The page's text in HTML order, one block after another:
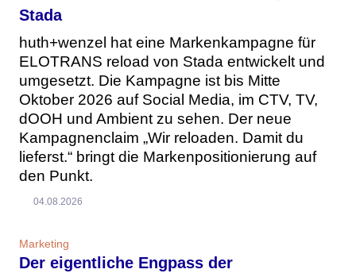
Stada
huth+wenzel hat eine Markenkampagne für
ELOTRANS reload von Stada entwickelt und
umgesetzt. Die Kampagne ist bis Mitte
Oktober 2026 auf Social Media, im CTV, TV,
dOOH und Ambient zu sehen. Der neue
Kampagnenclaim „Wir reloaden. Damit du
lieferst.“ bringt die Markenpositionierung auf
den Punkt.
04.08.2026
Marketing
Der eigentliche Engpass der